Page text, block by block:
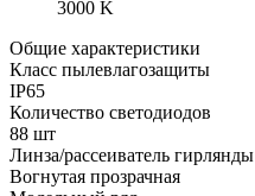
3000 K
Общие характеристики
Класс пылевлагозащиты
IP65
Количество светодиодов
88 шт
Линза/рассеиватель гирлянды
Вогнутая прозрачная